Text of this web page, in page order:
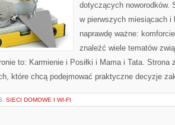
dotyczących noworodków.
w pierwszych miesiącach
naprawdę ważne:
znaleźć wiele tematów
to: Karmienie i Posiłki i Mama i Tata. Strona
które chcą podejmować praktyczne decyzje
SIECI DOMOWE I WI-FI